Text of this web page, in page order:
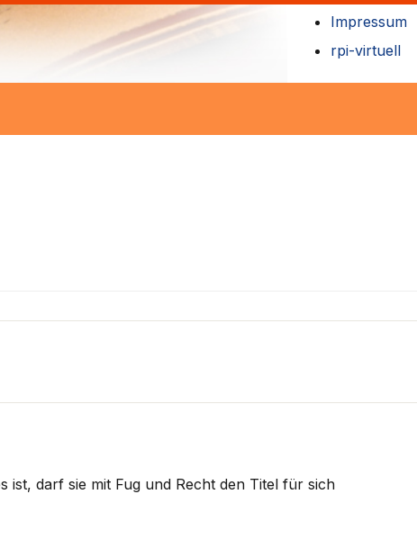
Impressum
rpi-virtuell
ist, darf sie mit Fug und Recht den Titel für sich